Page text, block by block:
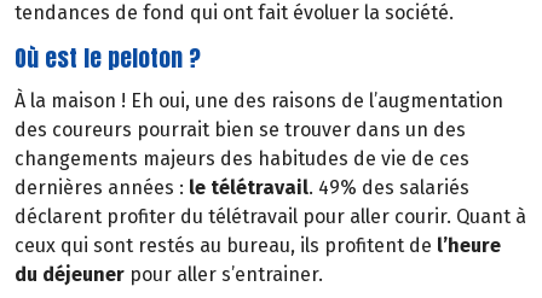
tendances de fond qui ont fait évoluer la société.
Où est le peloton ?
À la maison ! Eh oui, une des raisons de l’augmentation
des coureurs pourrait bien se trouver dans un des
changements majeurs des habitudes de vie de ces
dernières années : le télétravail. 49% des salariés
déclarent profiter du télétravail pour aller courir. Quant à
ceux qui sont restés au bureau, ils profitent de l’heure
du déjeuner pour aller s’entrainer.